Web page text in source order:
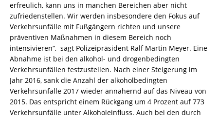
erfreulich, kann uns in manchen Bereichen aber nicht
zufriedenstellen. Wir werden insbesondere den Fokus auf
Verkehrsunfälle mit Fußgängern richten und unsere
präventiven Maßnahmen in diesem Bereich noch
intensivieren“, sagt Polizeipräsident Ralf Martin Meyer. Eine
Abnahme ist bei den alkohol- und drogenbedingten
Verkehrsunfällen festzustellen. Nach einer Steigerung im
Jahr 2016, sank die Anzahl der alkoholbedingten
Verkehrsunfälle 2017 wieder annähernd auf das Niveau von
2015. Das entspricht einem Rückgang um 4 Prozent auf 773
Verkehrsunfälle unter Alkoholeinfluss. Auch bei den durch